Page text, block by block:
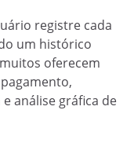
registre cada
um histórico
oferecem
análise gráfica de